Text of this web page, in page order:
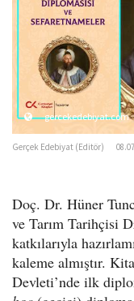
gercekedebiyat.com
Gerçek Edebiyat (Editör)
Doç. Dr. Hüner
ve Tarım Tarihçisi
katkılarıyla
kaleme almıştır.
Devleti’nde ilk